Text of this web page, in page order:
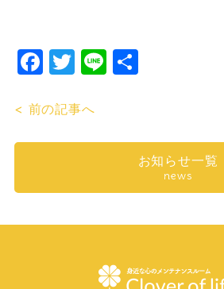
Facebook
Twitter
Line共
< 前の記事へ
お知らせ一覧
news